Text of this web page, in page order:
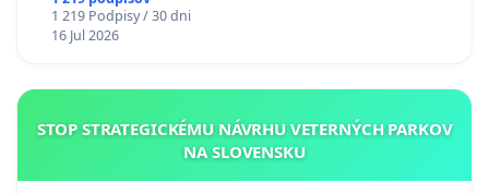
1 219 Podpisy / 30 dni
16 Jul 2026
STOP STRATEGICKÉMU NÁVRHU VETERNÝCH PARKOV
NA SLOVENSKU